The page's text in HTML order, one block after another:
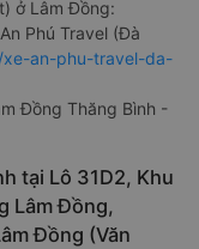
ở Lâm Đồng:
Phú Travel (Đà
an-phu-travel-da-
Đồng Thăng Bình -
tại Lô 31D2, Khu
Lâm Đồng,
Đồng (Văn